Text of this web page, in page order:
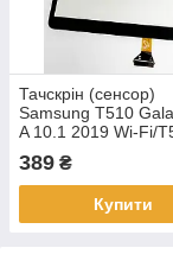
Тачскрін (сенсор)
Samsung T510
A 10.1 2019 Wi-Fi/
LTE, чорний,
389 ₴
Купити